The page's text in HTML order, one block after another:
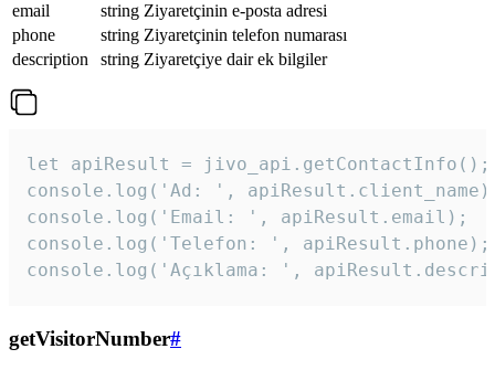
email
string Ziyaretçinin e-posta adresi
phone
string Ziyaretçinin telefon numarası
description
string Ziyaretçiye dair ek bilgiler
let apiResult = jivo_api.getContactInfo();
console.log('Ad: ',
console.log('Email: ', apiResult.email);
console.log('Telefon: ', apiResult.phone);
console.log('Açıklama: ',
getVisitorNumber#